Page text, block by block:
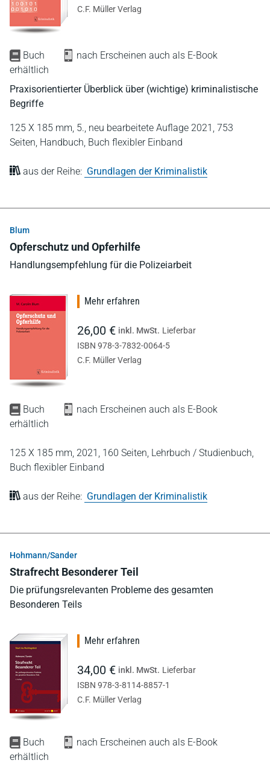
Buch
nach Erscheinen auch als E-Book
erhältlich
Praxisorientierter Überblick über (wichtige) kriminalistische
Begriffe
125 X 185 mm, 5., neu bearbeitete Auflage 2021, 753
Seiten, Handbuch, Buch flexibler Einband
aus der Reihe: Grundlagen der Kriminalistik
C.F. Müller Verlag
Blum
Opferschutz und Opferhilfe
Handlungsempfehlung für die Polizeiarbeit
Buch
nach Erscheinen auch als E-Book
erhältlich
125 X 185 mm, 2021, 160 Seiten, Lehrbuch / Studienbuch,
Buch flexibler Einband
aus der Reihe: Grundlagen der Kriminalistik
Mehr erfahren
26,00 € inkl. MwSt. Lieferbar
ISBN 978-3-7832-0064-5
C.F. Müller Verlag
Hohmann/Sander
Strafrecht Besonderer Teil
Die prüfungsrelevanten Probleme des gesamten
Besonderen Teils
Buch
nach Erscheinen auch als E-Book
erhältlich
Mehr erfahren
34,00 € inkl. MwSt. Lieferbar
ISBN 978-3-8114-8857-1
C.F. Müller Verlag